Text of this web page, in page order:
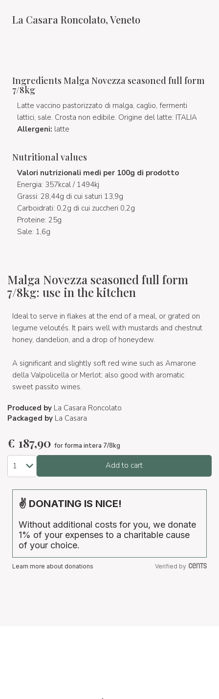
La Casara Roncolato, Veneto
Ingredients Malga Novezza seasoned full form
7/8kg
Latte vaccino pastorizzato di malga, caglio, fermenti
lattici, sale. Crosta non edibile. Origine del latte: ITALIA
Allergeni: latte
Nutritional values
Valori nutrizionali medi per 100g di prodotto
Energia: 357kcal / 1494kj
Grassi: 28,44g di cui saturi 13,9g
Carboidrati: 0,2g di cui zuccheri 0,2g
Proteine: 25g
Sale: 1,6g
Malga Novezza seasoned full form
7/8kg: use in the kitchen
Ideal to serve in flakes at the end of a meal, or grated on
legume veloutés. It pairs well with mustards and chestnut
honey, dandelion, and a drop of honeydew.
A significant and slightly soft red wine such as Amarone
della Valpolicella or Merlot; also good with aromatic
sweet passito wines.
Produced by La Casara Roncolato
Packaged by La Casara
€ 187,90 for forma intera 7/8kg
Add to cart
✌ DONATING IS NICE!
Without additional costs for you, we donate
1% of your expenses to a charitable cause
of your choice.
Learn more about donations Verified by